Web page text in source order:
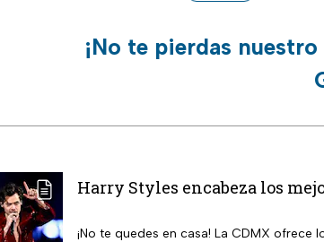
¡No te pierdas
Harry Styles encabeza los
¡No te quedes en casa! La CDMX